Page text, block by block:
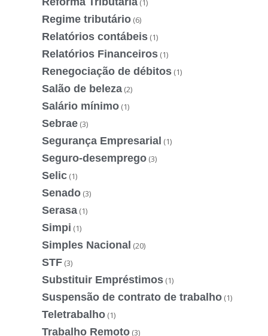
(1)
Regime tributário (6)
Relatórios contábeis (1)
Relatórios Financeiros (1)
Renegociação de débitos (1)
Salão de beleza (2)
Salário mínimo (1)
Sebrae (3)
Segurança Empresarial (1)
Seguro-desemprego (3)
Selic (1)
Senado (3)
Serasa (1)
Simpi (1)
Simples Nacional (20)
STF (3)
Substituir Empréstimos (1)
Suspensão de contrato de trabalho (1)
Teletrabalho (1)
Trabalho Remoto (3)